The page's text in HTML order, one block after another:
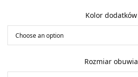
Kolor dodatków
Rozmiar obuwia